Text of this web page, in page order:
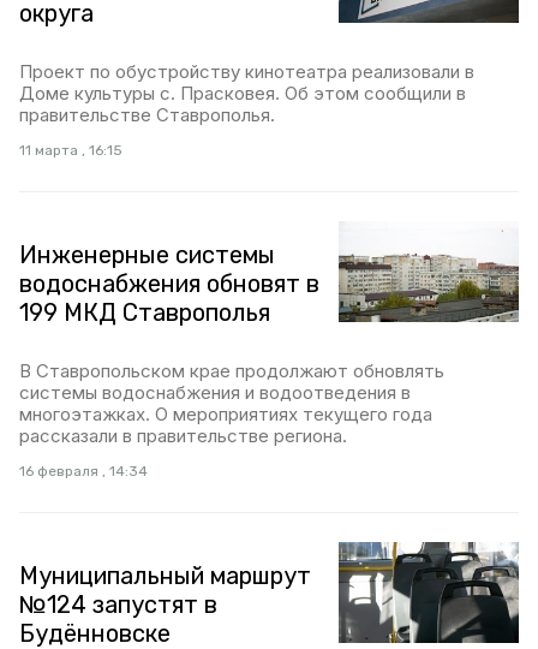
округа
Проект по обустройству кинотеатра реализовали в
Доме культуры с. Прасковея. Об этом сообщили в
правительстве Ставрополья.
11 марта , 16:15
Инженерные системы
водоснабжения обновят в
199 МКД Ставрополья
В Ставропольском крае продолжают обновлять
системы водоснабжения и водоотведения в
многоэтажках. О мероприятиях текущего года
рассказали в правительстве региона.
16 февраля , 14:34
Муниципальный маршрут
№124 запустят в
Будённовске